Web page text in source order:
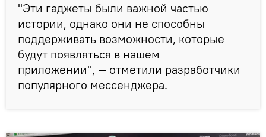
"Эти гаджеты были важной частью
истории, однако они не способны
поддерживать возможности, которые
будут появляться в нашем
приложении", — отметили разработчики
популярного мессенджера.